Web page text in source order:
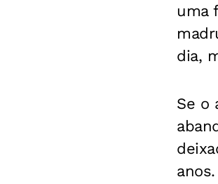
uma
dia,
Se o
anos.